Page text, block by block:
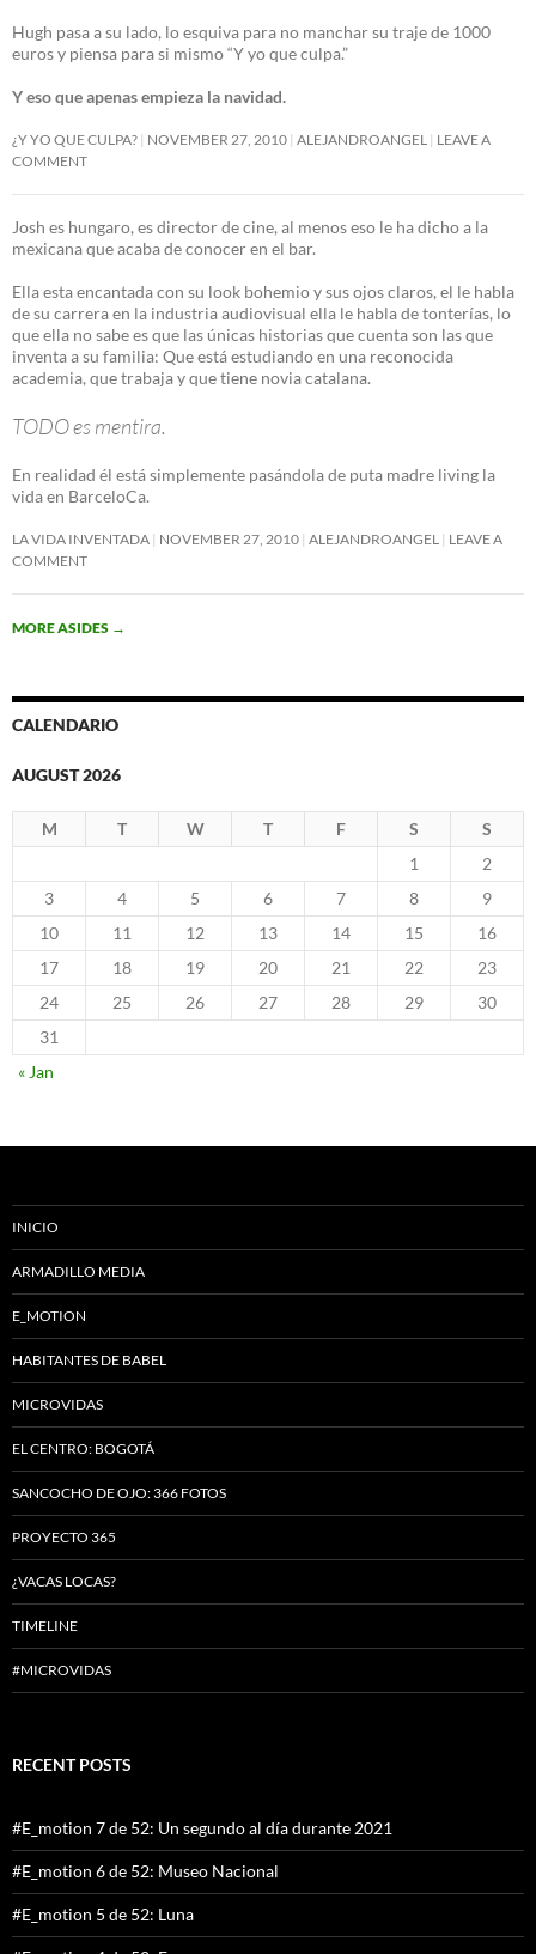
Hugh pasa a su lado, lo esquiva para no manchar su traje de 1000
euros y piensa para si mismo “Y yo que culpa.”
Y eso que apenas empieza la navidad.
¿Y YO QUE CULPA? NOVEMBER 27, 2010 ALEJANDROANGEL
LEAVE A
COMMENT
Josh es hungaro, es director de cine, al menos eso le ha dicho a la
mexicana que acaba de conocer en el bar.
Ella esta encantada con su look bohemio y sus ojos claros, el le habla
de su carrera en la industria audiovisual ella le habla de tonterías, lo
que ella no sabe es que las únicas historias que cuenta son las que
inventa a su familia: Que está estudiando en una reconocida
academia, que trabaja y que tiene novia catalana.
TODO es mentira.
En realidad él está simplemente pasándola de puta madre living la
vida en BarceloCa.
LA VIDA INVENTADA NOVEMBER 27, 2010 ALEJANDROANGEL
LEAVE A
COMMENT
MORE ASIDES →
CALENDARIO
AUGUST 2026
M T W T F S
S
1
2
3
4 5 6 7 8
9
10
11 12 13 14 15
16
17
18 19 20 21 22
23
24
25 26 27 28 29
30
31
« Jan
INICIO
ARMADILLO MEDIA
E_MOTION
HABITANTES DE BABEL
MICROVIDAS
EL CENTRO: BOGOTÁ
SANCOCHO DE OJO: 366 FOTOS
PROYECTO 365
¿VACAS LOCAS?
TIMELINE
#MICROVIDAS
RECENT POSTS
#E_motion 7 de 52: Un segundo al día durante 2021
#E_motion 6 de 52: Museo Nacional
#E_motion 5 de 52: Luna